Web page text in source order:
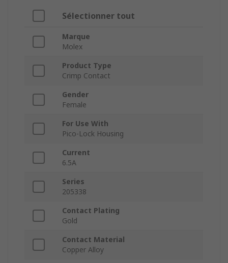
Sélectionner tout
Marque
Molex
Product Type
Crimp Contact
Gender
Female
For Use With
Pico-Lock Housing
Current
6.5A
Series
205338
Contact Plating
Gold
Contact Material
Copper Alloy